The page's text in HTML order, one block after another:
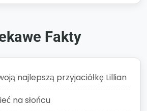
Fakty
najlepszą przyjaciółkę Lillian
na słońcu